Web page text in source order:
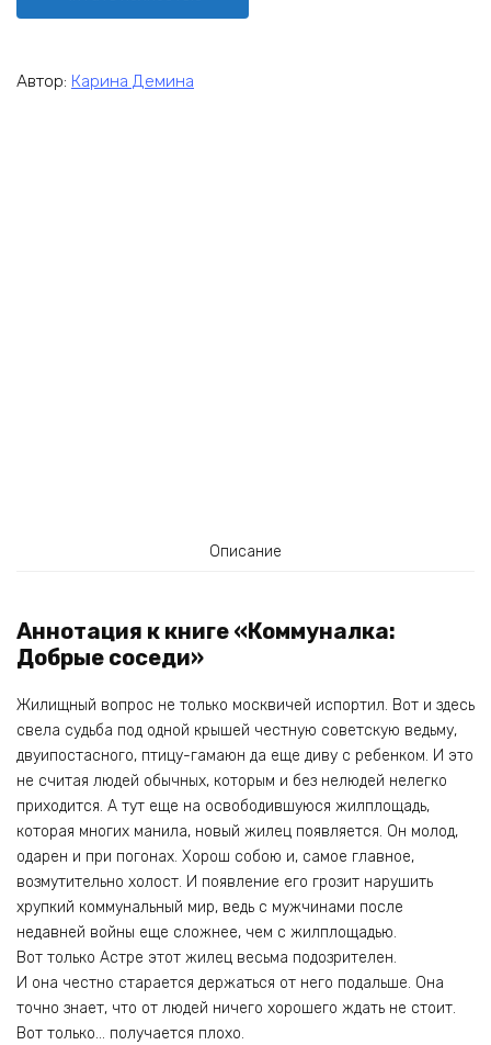
Автор: Карина Демина
Описание
Аннотация к книге «Коммуналка:
Добрые соседи»
Жилищный вопрос не только москвичей испортил. Вот и здесь
свела судьба под одной крышей честную советскую ведьму,
двуипостасного, птицу-гамаюн да еще диву с ребенком. И это
не считая людей обычных, которым и без нелюдей нелегко
приходится. А тут еще на освободившуюся жилплощадь,
которая многих манила, новый жилец появляется. Он молод,
одарен и при погонах. Хорош собою и, самое главное,
возмутительно холост. И появление его грозит нарушить
хрупкий коммунальный мир, ведь с мужчинами после
недавней войны еще сложнее, чем с жилплощадью.
Вот только Астре этот жилец весьма подозрителен.
И она честно старается держаться от него подальше. Она
точно знает, что от людей ничего хорошего ждать не стоит.
Вот только… получается плохо.